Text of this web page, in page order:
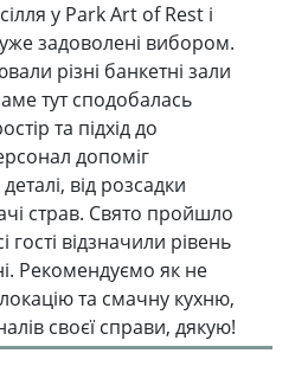
у Park Art of Rest і
задоволені вибором.
різні банкетні зали
тут сподобалась
та підхід до
допоміг
від розсадки
страв. Свято пройшло
гості відзначили рівень
Рекомендуємо як не
та смачну кухню,
своєї справи, дякую!